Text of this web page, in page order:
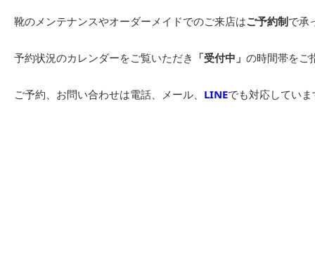
靴のメンテナンスやオーダーメイドでのご来店はご予約制で承
予約状況のカレンダーをご覧いただき 「受付中」 の時間帯をご
ご予約、お問い合わせは電話、メール、 LINEでも対応していま